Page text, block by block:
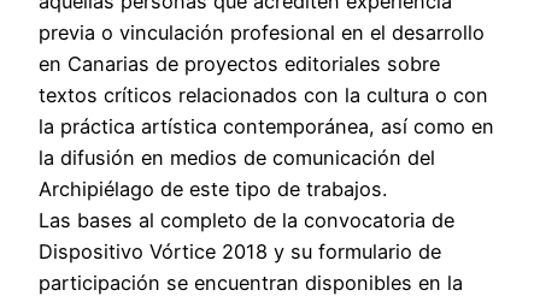
previa o vinculación profesional en el desarrollo
en Canarias de proyectos editoriales sobre
textos críticos relacionados con la cultura o con
la práctica artística contemporánea, así como en
la difusión en medios de comunicación del
Archipiélago de este tipo de trabajos.
Las bases al completo de la convocatoria de
Dispositivo Vórtice 2018 y su formulario de
participación se encuentran disponibles en la